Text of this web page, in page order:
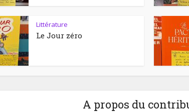
Littérature
Le Jour zéro
A propos du